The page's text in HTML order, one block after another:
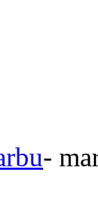
-